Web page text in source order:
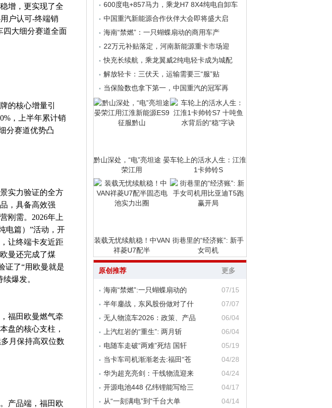
增，更实现了全
户认可-终端销
四大细分赛道全面
的核心增量引
，上半年累计销
分赛道优势凸
实力验证的全方
，具备高效强
刚需。2026年上
电篇）”活动，开
让终端卡友近距
曼还完成了煤
证了“用欧曼就是
爆发。
福田欧曼燃气牵
盘的核心支柱，
月保持高双位数
产品端，福田欧
600度电+857马力，乘龙H7 8X4纯电自卸车
中国重汽新能源合作伙伴大会即将盛大启
海南“禁燃”：一只蝴蝶扇动的商用车产
22万元补贴落定，河南新能源重卡市场迎
快充长续航，乘龙翼威2纯电轻卡成为城配
解放轻卡：三伏天，运输需要三“服”贴
当保险数也拿下第一，中国重汽的冠军再
黔山深处，“电”亮坦途 晏
荣江用
车轮上的活水人生：江淮
1卡帅铃S
装载无忧续航稳！中VAN
祥菱U7配半
街巷里的“经济账”: 新手
女司机
原创推荐 更多
海南“禁燃”:一只蝴蝶扇动的
07/15
半年鏖战，东风股份做对了什
07/07
无人物流车2026：政策、产品
06/04
上汽红岩的“重生”: 两月斩
06/04
电随车走破“两难”死结 国轩
05/19
当卡车司机渐渐老去:福田“苍
04/28
华为超充亮剑：干线物流迎来
04/24
开源电池448 亿纬锂能写给三
04/17
从“一刻满电”到“千台大单
04/14